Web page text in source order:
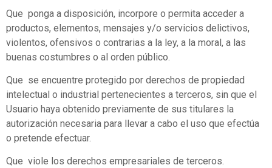
Que ponga a disposición, incorpore o permita acceder a
productos, elementos, mensajes y/o servicios delictivos,
violentos, ofensivos o contrarias a la ley, a la moral, a las
buenas costumbres o al orden público.
Que se encuentre protegido por derechos de propiedad
intelectual o industrial pertenecientes a terceros, sin que el
Usuario haya obtenido previamente de sus titulares la
autorización necesaria para llevar a cabo el uso que efectúa
o pretende efectuar.
Que viole los derechos empresariales de terceros.